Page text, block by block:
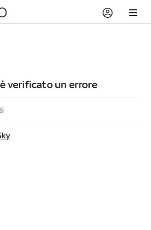
verificato un errore